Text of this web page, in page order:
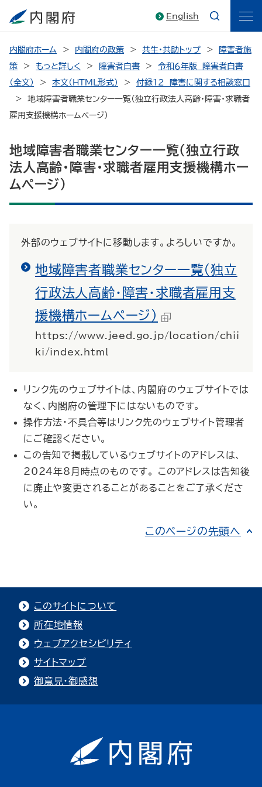
English
内閣府ホーム 内閣府の政策 共生・共助トップ
障害者施
策
もっと詳しく 障害者白書
令和６年版 障害者白書
（全文）
本文（HTML形式）
付録12 障害に関する相談窓口
地域障害者職業センター一覧（独立行政法人高齢・障害・求職者
雇用支援機構ホームページ）
地域障害者職業センター一覧（独立行政
法人高齢・障害・求職者雇用支援機構ホー
ムページ）
外部のウェブサイトに移動します。よろしいですか。
地域障害者職業センター一覧（独立
行政法人高齢・障害・求職者雇用支
援機構ホームページ）
https://www.jeed.go.jp/location/chii
ki/index.html
リンク先のウェブサイトは、内閣府のウェブサイトでは
なく、内閣府の管理下にはないものです。
操作方法・不具合等はリンク先のウェブサイト管理者
にご確認ください。
この告知で掲載しているウェブサイトのアドレスは、
2024年8月時点のものです。 このアドレスは告知後
に廃止や変更されることがあることをご了承くださ
い。
このページの先頭へ
このサイトについて
所在地情報
ウェブアクセシビリティ
サイトマップ
御意見・御感想